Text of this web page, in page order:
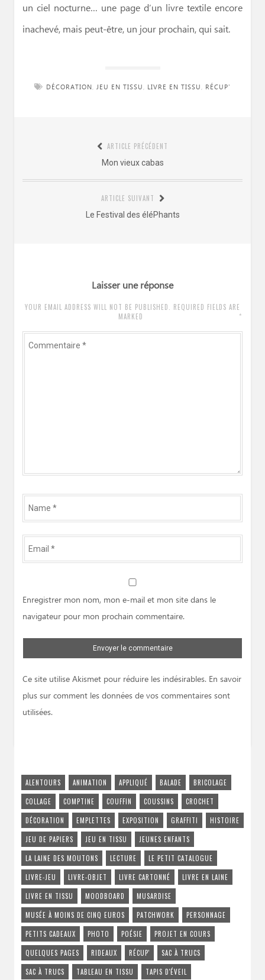
un ciel nocturne… une page d’un livre textile encore
inachevé, mais peut-être, un jour prochain, qui sait.
DÉCORATION, JEU EN TISSU, LIVRE EN TISSU, RÉCUP'
ARTICLE PRÉCÉDENT
Article
précédent
:
Mon vieux cabas
ARTICLE SUIVANT
Article
Le Festival des éléPhants
Laisser une réponse
YOUR EMAIL ADDRESS WILL NOT BE PUBLISHED. REQUIRED FIELDS ARE
MARKED
*
Commentaire
Name
*
Email
*
Enregistrer mon nom, mon e-mail et mon site dans le
navigateur pour mon prochain commentaire.
Ce site utilise Akismet pour réduire les indésirables. En savoir
plus sur comment les données de vos commentaires sont
utilisées.
ALENTOURS ANIMATION APPLIQUÉ BALADE
BRICOLAGE
COLLAGE
COMPTINE COUFFIN COUSSINS
CROCHET
DÉCORATION
EMPLETTES EXPOSITION GRAFFITI
HISTOIRE
JEU DE PAPIERS
JEU EN TISSU
JEUNES ENFANTS
LA LAINE DES MOUTONS
LECTURE
LE PETIT CATALOGUE
LIVRE-JEU
LIVRE-OBJET LIVRE CARTONNÉ
LIVRE EN LAINE
LIVRE EN TISSU
MOODBOARD
MUSARDISE
MUSÉE À MOINS DE CINQ EUROS
PATCHWORK
PERSONNAGE
PETITS CADEAUX
PHOTO POÉSIE
PROJET EN COURS
QUELQUES PAGES
RIDEAUX RÉCUP'
SAC À TRUCS
SAC À TRUCS
TABLEAU EN TISSU TAPIS D'ÉVEIL